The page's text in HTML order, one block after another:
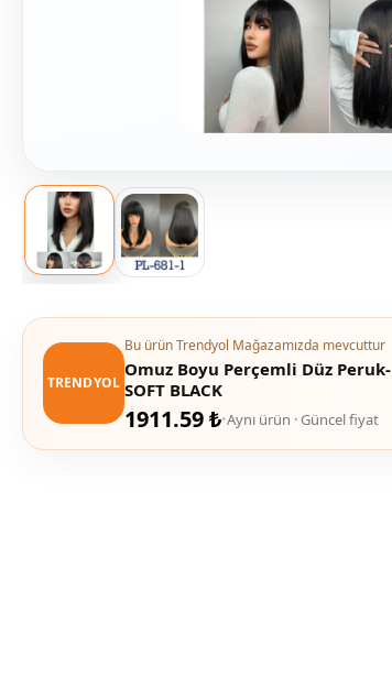
TRENDYOL
Bu ürün Trendyol Mağazamızda mevcuttur
Omuz Boyu Perçemli Düz Peruk-
SOFT BLACK
1911.59 ₺•Aynı ürün · Güncel fiyat